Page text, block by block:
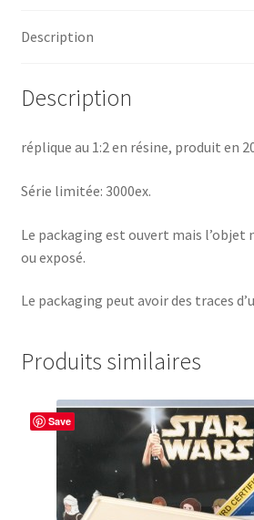
Description
Description
réplique au 1:2 en résine, produit en
Série limitée: 3000ex.
Le packaging est ouvert mais l’objet
ou exposé.
Le packaging peut avoir des traces
Produits similaires
Save